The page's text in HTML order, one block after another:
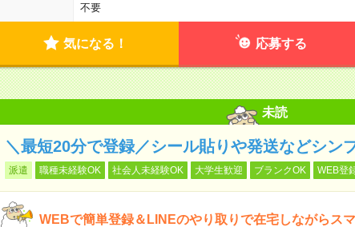
不要
気になる！ 応募する
未読
＼最短20分で登録／シール貼りや発送などシン
派遣 職種未経験OK 社会人未経験OK 大学生歓迎 ブランクOK WEB登
WEBで簡単登録＆LINEのやり取りで在宅しながらス